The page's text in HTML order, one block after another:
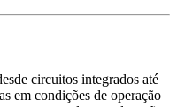
circuitos integrados até
em condições de operação